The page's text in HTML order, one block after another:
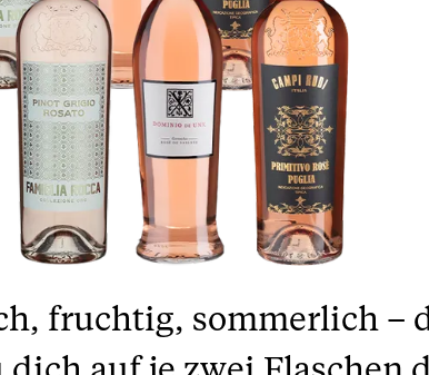
fruchtig, sommerlich –